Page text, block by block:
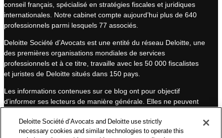
d
I
n
b
e
conseil français, spécialisé en stratégies fiscales et juridiques
internationales. Notre cabinet compte aujourd’hui plus de 640
professionnels parmi lesquels 77 associés.
Deloitte Société d’Avocats est une entité du réseau Deloitte, une
des premières organisations mondiales de services
professionnels et à ce titre, travaille avec les 50 000 fiscalistes
et juristes de Deloitte situés dans 150 pays.
Les informations contenues sur ce blog ont pour objectif
d’informer ses lecteurs de manière générale. Elles ne peuvent
professionnel en fonction d’une situation donnée. Un soin
particulier est apporté à la rédaction de nos articles, néanmoins
Deloitte Société d’Avocats and Deloitte use strictly
necessary cookies and similar technologies to operate this